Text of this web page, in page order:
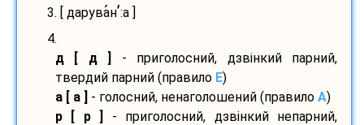
3. [ даруван’:а ]
4.
д [ д ]
- приголосний, дзвінкий парний,
твердий парний (правило E)
а [ а ]
- голосний, ненаголошений (правило A)
р [ р ]
- приголосний, дзвінкий непарний,